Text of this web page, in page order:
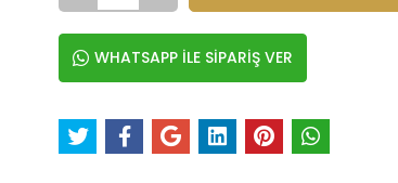
WHATSAPP İLE SİPARİŞ VER